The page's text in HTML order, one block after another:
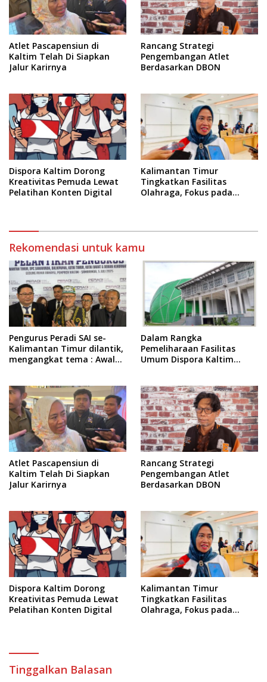
Atlet Pascapensiun di
Kaltim Telah Di Siapkan
Jalur Karirnya
Rancang Strategi
Pengembangan Atlet
Berdasarkan DBON
Dispora Kaltim Dorong
Kreativitas Pemuda Lewat
Pelatihan Konten Digital
Kalimantan Timur
Tingkatkan Fasilitas
Olahraga, Fokus pada
Rekomendasi untuk kamu
Pengurus Peradi SAI se-
Kalimantan Timur dilantik,
mengangkat tema : Awal
Dalam Rangka
Pemeliharaan Fasilitas
Umum Dispora Kaltim
Atlet Pascapensiun di
Kaltim Telah Di Siapkan
Jalur Karirnya
Rancang Strategi
Pengembangan Atlet
Berdasarkan DBON
Dispora Kaltim Dorong
Kreativitas Pemuda Lewat
Pelatihan Konten Digital
Kalimantan Timur
Tingkatkan Fasilitas
Olahraga, Fokus pada
Tinggalkan Balasan